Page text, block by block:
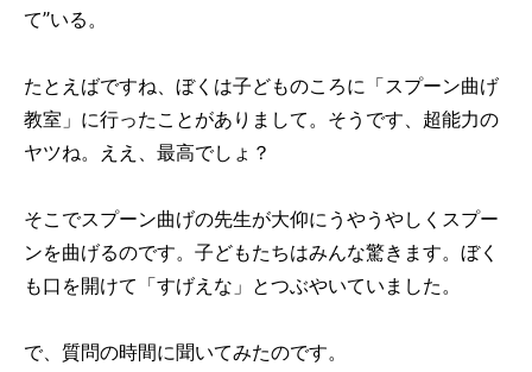
て”いる。
たとえばですね、ぼくは子どものころに「スプーン曲げ
教室」に行ったことがありまして。そうです、超能力の
ヤツね。ええ、最高でしょ？
そこでスプーン曲げの先生が大仰にうやうやしくスプー
ンを曲げるのです。子どもたちはみんな驚きます。ぼく
も口を開けて「すげえな」とつぶやいていました。
で、質問の時間に聞いてみたのです。